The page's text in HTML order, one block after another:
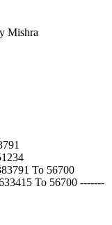
Mishra
To 56700
To 56700 -------